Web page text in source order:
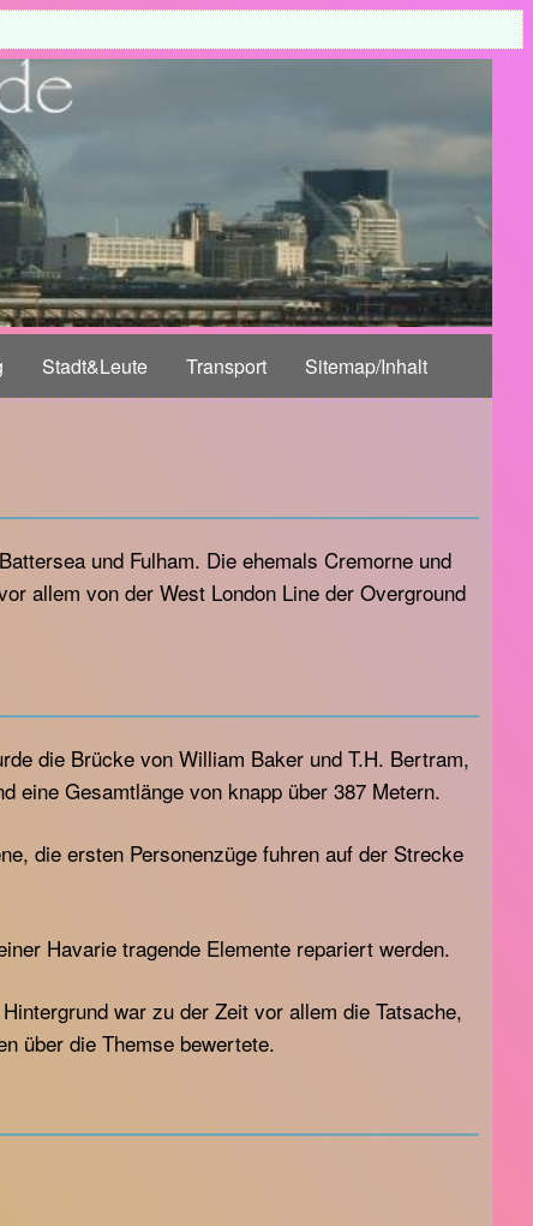
Stadt&Leute Transport Sitemap/Inhalt
und Fulham. Die ehemals Cremorne und
allem von der West London Line der Overground
die Brücke von William Baker und T.H. Bertram,
eine Gesamtlänge von knapp über 387 Metern.
die ersten Personenzüge fuhren auf der Strecke
Havarie tragende Elemente repariert werden.
war zu der Zeit vor allem die Tatsache,
über die Themse bewertete.